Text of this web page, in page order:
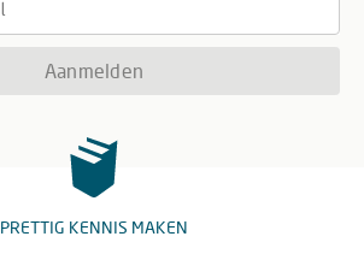
Aanmelden
PRETTIG KENNIS MAKEN